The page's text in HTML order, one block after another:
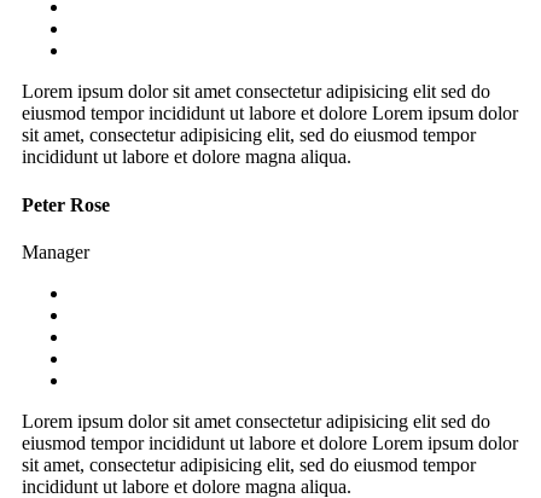
Lorem ipsum dolor sit amet consectetur adipisicing elit sed do
eiusmod tempor incididunt ut labore et dolore Lorem ipsum dolor
sit amet, consectetur adipisicing elit, sed do eiusmod tempor
incididunt ut labore et dolore magna aliqua.
Peter Rose
Manager
Lorem ipsum dolor sit amet consectetur adipisicing elit sed do
eiusmod tempor incididunt ut labore et dolore Lorem ipsum dolor
sit amet, consectetur adipisicing elit, sed do eiusmod tempor
incididunt ut labore et dolore magna aliqua.